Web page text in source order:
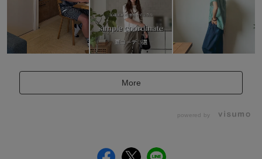
More
powered by